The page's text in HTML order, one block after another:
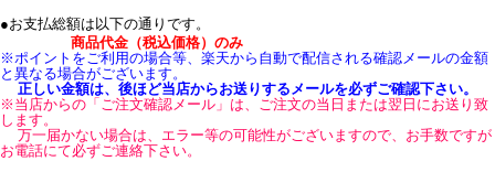
●お支払総額は以下の通りです。
商品代金（税込価格）のみ
※ポイントをご利用の場合等、楽天から自動で配信される確認メールの金額
と異なる場合がございます。
正しい金額は、後ほど当店からお送りするメールを必ずご確認下さい。
※当店からの「ご注文確認メール」は、ご注文の当日または翌日にお送り致
します。
万一届かない場合は、エラー等の可能性がございますので、お手数ですが
お電話にて必ずご連絡下さい。